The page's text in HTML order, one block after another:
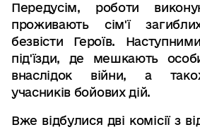
Передусім, роботи
проживають сім'ї
безвісти Героїв.
під'їзди, де мешкають
внаслідок війни, а
учасників бойових дій.
Вже відбулися дві комісії з